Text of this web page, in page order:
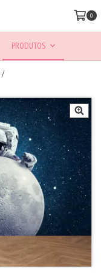
0
PRODUTOS
/